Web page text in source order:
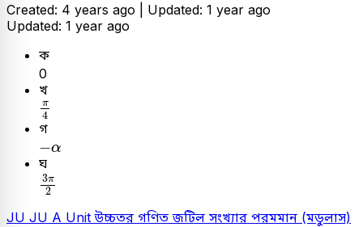
Created: 4 years ago | Updated: 1 year ago
Updated: 1 year ago
ক
0
খ
π
4
π
গ
−α
α
ঘ
3π
2
3π
JU JU A Unitউচ্চতর গণিতজটিল সংখ্যার পরমমান (মডুলাস)